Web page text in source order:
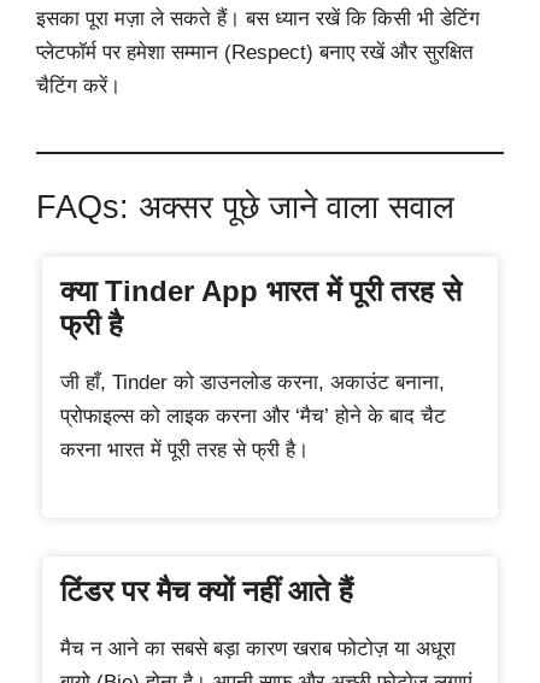
इसका पूरा मज़ा ले सकते हैं। बस ध्यान रखें कि किसी भी डेटिंग
प्लेटफॉर्म पर हमेशा सम्मान (Respect) बनाए रखें और सुरक्षित
चैटिंग करें।
FAQs: अक्सर पूछे जाने वाला सवाल
क्या Tinder App भारत में पूरी तरह से
फ्री है
जी हाँ, Tinder को डाउनलोड करना, अकाउंट बनाना,
प्रोफाइल्स को लाइक करना और ‘मैच’ होने के बाद चैट
करना भारत में पूरी तरह से फ्री है।
टिंडर पर मैच क्यों नहीं आते हैं
मैच न आने का सबसे बड़ा कारण खराब फोटोज़ या अधूरा